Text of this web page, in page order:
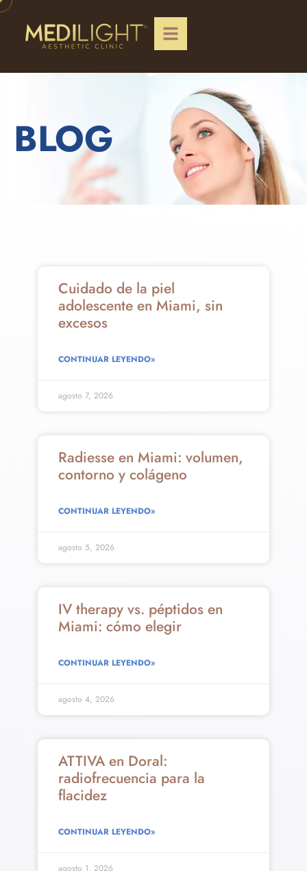
BLOG
Cuidado de la piel
adolescente en Miami, sin
excesos
CONTINUAR LEYENDO»
agosto 7, 2026
Radiesse en Miami: volumen,
contorno y colágeno
CONTINUAR LEYENDO»
agosto 5, 2026
IV therapy vs. péptidos en
Miami: cómo elegir
CONTINUAR LEYENDO»
agosto 4, 2026
ATTIVA en Doral:
radiofrecuencia para la
flacidez
CONTINUAR LEYENDO»
agosto 1, 2026